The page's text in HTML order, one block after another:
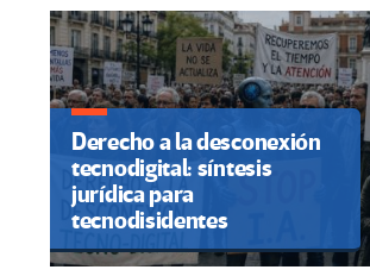
Derecho a la desconexión
tecnodigital: síntesis
jurídica para
tecnodisidentes